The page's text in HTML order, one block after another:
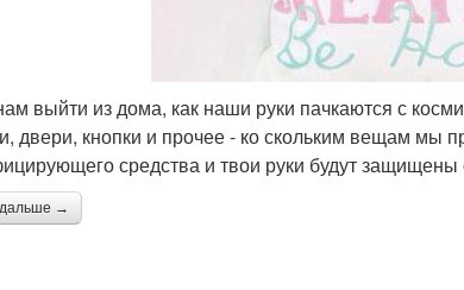
выйти из дома, как наши руки пачкаются с
двери, кнопки и прочее - ко скольким вещам мы
средства и твои руки будут защищены
дальше →